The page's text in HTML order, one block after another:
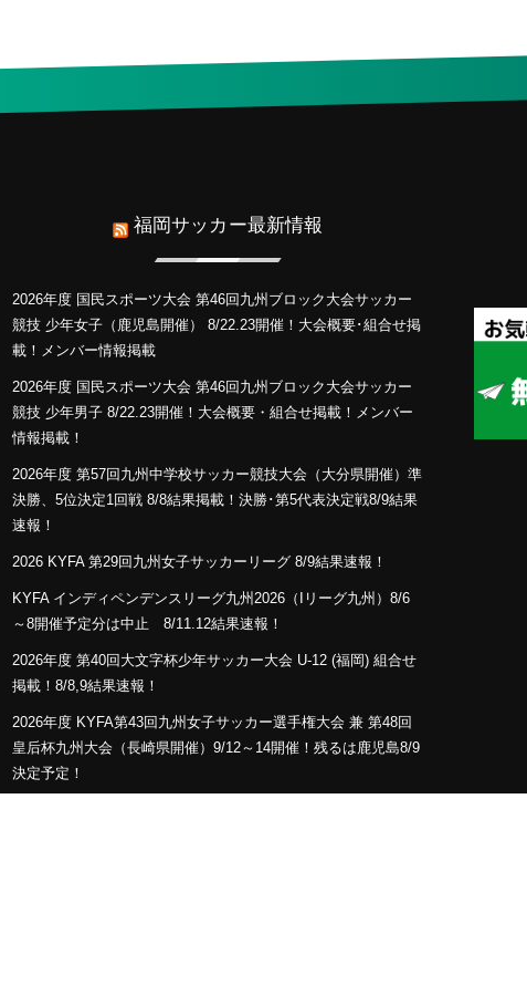
福岡サッカー最新情報
2026年度 国民スポーツ大会 第46回九州ブロック大会サッカー
競技 少年女子（鹿児島開催） 8/22.23開催！大会概要･組合せ掲
載！メンバー情報掲載
2026年度 国民スポーツ大会 第46回九州ブロック大会サッカー
競技 少年男子 8/22.23開催！大会概要・組合せ掲載！メンバー
情報掲載！
2026年度 第57回九州中学校サッカー競技大会（大分県開催）準
決勝、5位決定1回戦 8/8結果掲載！決勝･第5代表決定戦8/9結果
速報！
2026 KYFA 第29回九州女子サッカーリーグ 8/9結果速報！
KYFA インディペンデンスリーグ九州2026（Iリーグ九州）8/6
～8開催予定分は中止 8/11.12結果速報！
2026年度 第40回大文字杯少年サッカー大会 U-12 (福岡) 組合せ
掲載！8/8,9結果速報！
2026年度 KYFA第43回九州女子サッカー選手権大会 兼 第48回
皇后杯九州大会（長崎県開催）9/12～14開催！残るは鹿児島8/9
決定予定！